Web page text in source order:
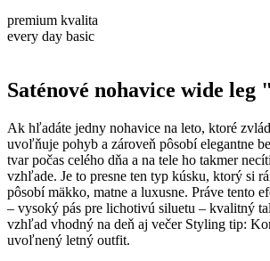
premium kvalita
every day basic
Saténové nohavice wide
Ak hľadáte jedny nohavice na leto, ktoré
uvoľňuje pohyb a zároveň pôsobí elegantne
tvar počas celého dňa a na tele ho takmer
vzhľade. Je to presne ten typ kúsku, ktorý si
pôsobí mäkko, matne a luxusne. Práve tento
– vysoký pás pre lichotivú siluetu – kvalitný
vzhľad vhodný na deň aj večer Styling tip:
uvoľnený letný outfit.